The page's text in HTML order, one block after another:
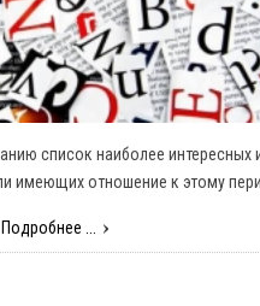
список наиболее
имеющих отношение к этому
Подробнее ...